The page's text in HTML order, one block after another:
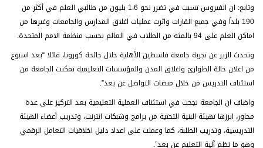
وتابع: ان الفيروس تسبب في تضرر نحو 1.6 بليون من طالبي العلم في أكثر من
190 بلداً وفي جميع القارات واثرت عمليات اغلاق المدارس والجامعات وغيرها من
اماكن العلم على 94 بالمئة من الطلاب في العالم بحسب منظمة الامم المتحدة.
وتحدث الزير عن تجربة جامعة فلسطين الأهلية خلال جائحة كورونا، قائلا “بعد اسبوع
من اعلان حالة الطوارئ واغلاق المدن والمؤسسات التعليمية تمكنت الجامعة من
استئناف التدريس من خلال منصات التواصل عن بعد”.
واضاف ان الجامعة نجحت في استئناف العملية التعليمية بعد التركيز على عدة
محاور، ابرزها تهيئة البنية التحتية من برامج وشبكات انترنت، وتدريب أعضاء الهيئة
التدريسية، وتدريب الطلبة، كما وعملت على اعداد دليل اخلاقيات التعامل الرقمي
وهو ما نظم آلية التعليم عن بعد”.